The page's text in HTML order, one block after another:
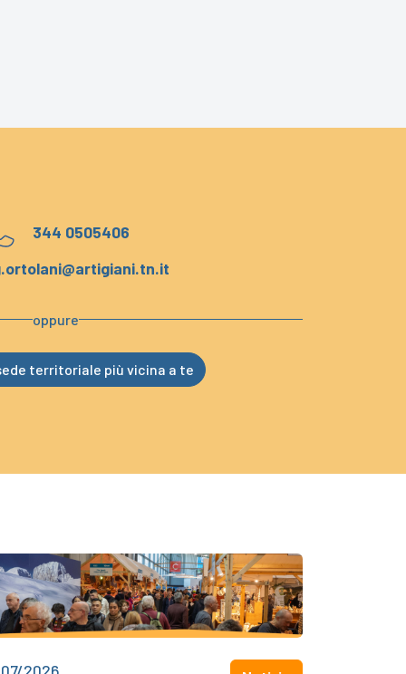
344 0505406
oppure
territoriale più vicina a te
2026